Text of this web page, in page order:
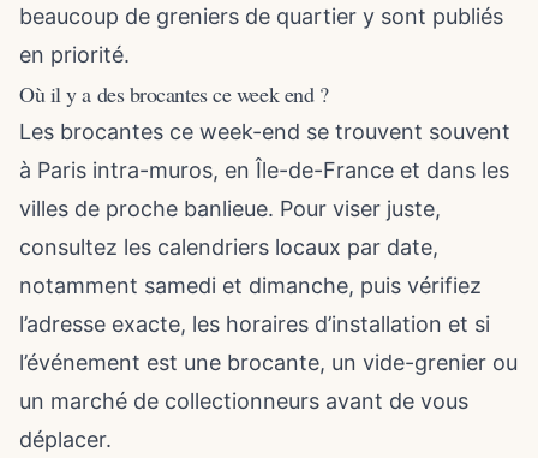
beaucoup de greniers de quartier y sont publiés
en priorité.
Où il y a des brocantes ce week end ?
Les brocantes ce week-end se trouvent souvent
à Paris intra-muros, en Île-de-France et dans les
villes de proche banlieue. Pour viser juste,
consultez les calendriers locaux par date,
notamment samedi et dimanche, puis vérifiez
l’adresse exacte, les horaires d’installation et si
l’événement est une brocante, un vide-grenier ou
un marché de collectionneurs avant de vous
déplacer.